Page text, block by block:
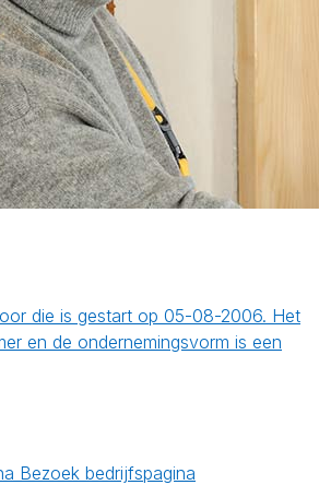
die is gestart op 05-08-2006. Het
en de ondernemingsvorm is een
Bezoek bedrijfspagina